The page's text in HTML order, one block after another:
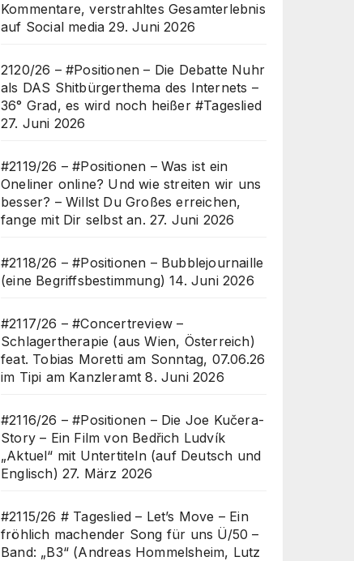
Kommentare, verstrahltes Gesamterlebnis
auf Social media 29. Juni 2026
2120/26 – #Positionen – Die Debatte Nuhr
als DAS Shitbürgerthema des Internets –
36° Grad, es wird noch heißer #Tageslied
27. Juni 2026
#2119/26 – #Positionen – Was ist ein
Oneliner online? Und wie streiten wir uns
besser? – Willst Du Großes erreichen,
fange mit Dir selbst an. 27. Juni 2026
#2118/26 – #Positionen – Bubblejournaille
(eine Begriffsbestimmung) 14. Juni 2026
#2117/26 – #Concertreview –
Schlagertherapie (aus Wien, Österreich)
feat. Tobias Moretti am Sonntag, 07.06.26
im Tipi am Kanzleramt 8. Juni 2026
#2116/26 – #Positionen – Die Joe Kučera-
Story – Ein Film von Bedřich Ludvík
„Aktuel“ mit Untertiteln (auf Deutsch und
Englisch) 27. März 2026
#2115/26 # Tageslied – Let’s Move – Ein
fröhlich machender Song für uns Ü/50 –
Band: „B3“ (Andreas Hommelsheim, Lutz